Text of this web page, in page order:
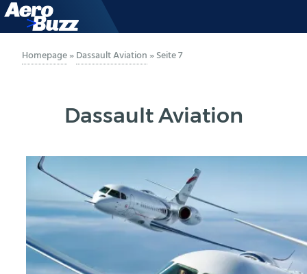
GENERAL AVIATION
LUFTVERKEHR
MILITÄR
HELIKOPTER
BERUFE
Homepage»Dassault Aviation »Seite 7
Dassault Aviation